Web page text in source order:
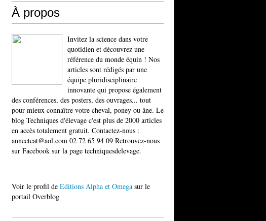
À propos
Invitez la science dans votre
quotidien et découvrez une
référence du monde équin ! Nos
articles sont rédigés par une
équipe pluridisciplinaire
innovante qui propose également
des conférences, des posters, des ouvrages... tout
pour mieux connaître votre cheval, poney ou âne. Le
blog Techniques d'élevage c'est plus de 2000 articles
en accès totalement gratuit. Contactez-nous :
anneetcat@aol.com 02 72 65 94 09 Retrouvez-nous
sur Facebook sur la page techniquesdelevage.
Voir le profil de Editions Alpha et Omega sur le
portail Overblog